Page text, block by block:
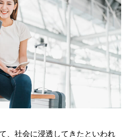
、社会に浸透してきたといわれ